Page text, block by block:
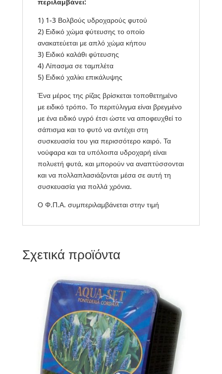
περιλαμβάνει:
1) 1-3 Βολβούς υδροχαρούς φυτού
2) Ειδικό χώμα φύτευσης το οποίο
ανακατεύεται με απλό χώμα κήπου
3) Ειδικό καλάθι φύτευσης
4) Λίπασμα σε ταμπλέτα
5) Ειδικό χαλίκι επικάλυψης
Ένα μέρος της ρίζας βρίσκεται τοποθετημένο
με ειδικό τρόπο. Το περιτύλιγμα είναι βρεγμένο
με ένα ειδικό υγρό έτσι ώστε να αποφευχθεί το
σάπισμα και το φυτό να αντέχει στη
συσκευασία του για περισσότερο καιρό. Τα
νούφαρα και τα υπόλοιπα υδροχαρή είναι
πολυετή φυτά, και μπορούν να αναπτύσσονται
και να πολλαπλασιάζονται μέσα σε αυτή τη
συσκευασία για πολλά χρόνια.
Ο Φ.Π.Α. συμπεριλαμβάνεται στην τιμή
Σχετικά προϊόντα